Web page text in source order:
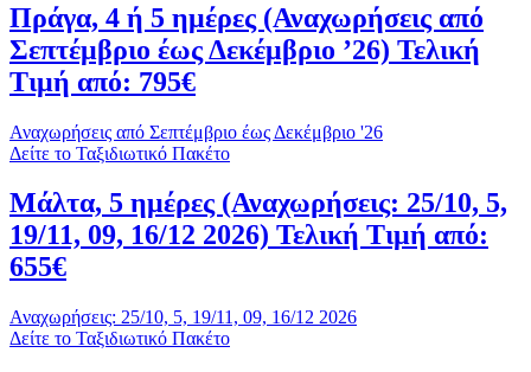
Πράγα, 4 ή 5 ημέρες (Αναχωρήσεις από
Σεπτέμβριο έως Δεκέμβριο ’26) Τελική
Τιμή από: 795€
Αναχωρήσεις από Σεπτέμβριο έως Δεκέμβριο '26
Δείτε το Ταξιδιωτικό Πακέτο
Μάλτα, 5 ημέρες (Αναχωρήσεις: 25/10, 5,
19/11, 09, 16/12 2026) Τελική Τιμή από:
655€
Αναχωρήσεις: 25/10, 5, 19/11, 09, 16/12 2026
Δείτε το Ταξιδιωτικό Πακέτο